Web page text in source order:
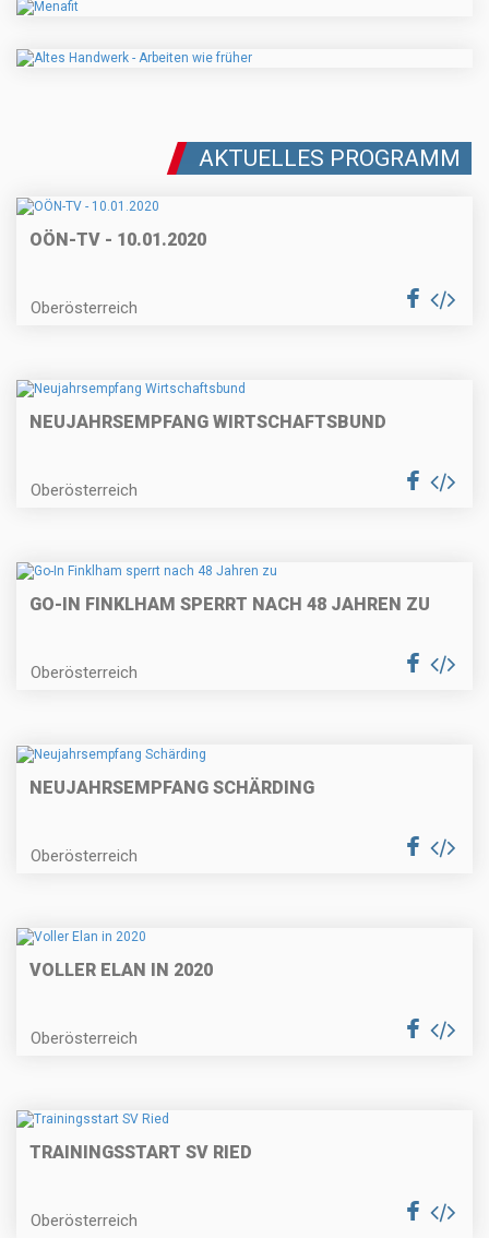
AKTUELLES PROGRAMM
OÖN-TV - 10.01.2020
Oberösterreich
NEUJAHRSEMPFANG WIRTSCHAFTSBUND
Oberösterreich
GO-IN FINKLHAM SPERRT NACH 48 JAHREN ZU
Oberösterreich
NEUJAHRSEMPFANG SCHÄRDING
Oberösterreich
VOLLER ELAN IN 2020
Oberösterreich
TRAININGSSTART SV RIED
Oberösterreich